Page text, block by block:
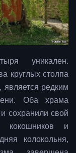
уникален.
круглых столпа
является редким
Оба храма
сохранили свой
кокошников и
колокольня,